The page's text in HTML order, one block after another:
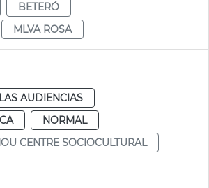
BETERÓ
MLVA ROSA
AUDIENCIAS
NORMAL
CENTRE SOCIOCULTURAL